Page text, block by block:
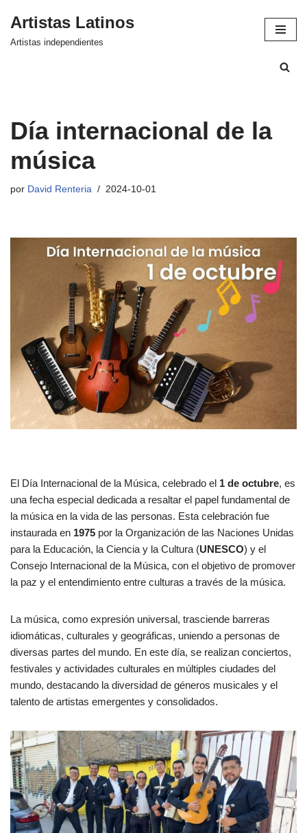
Saltar
Artistas Latinos
Artistas independientes
Día internacional de la
música
por David Renteria 2024-10-01
El Día Internacional de la Música, celebrado el 1 de octubre, es
una fecha especial dedicada a resaltar el papel fundamental de
la música en la vida de las personas. Esta celebración fue
instaurada en 1975 por la Organización de las Naciones Unidas
para la Educación, la Ciencia y la Cultura (UNESCO) y el
Consejo Internacional de la Música, con el objetivo de promover
la paz y el entendimiento entre culturas a través de la música.
La música, como expresión universal, trasciende barreras
idiomáticas, culturales y geográficas, uniendo a personas de
diversas partes del mundo. En este día, se realizan conciertos,
festivales y actividades culturales en múltiples ciudades del
mundo, destacando la diversidad de géneros musicales y el
talento de artistas emergentes y consolidados.